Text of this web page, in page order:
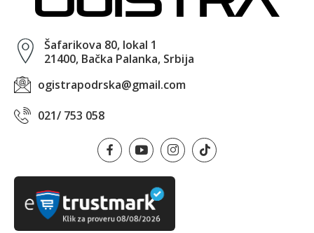
Šafarikova 80, lokal 1
21400, Bačka Palanka, Srbija
ogistrapodrska@gmail.com
021/ 753 058